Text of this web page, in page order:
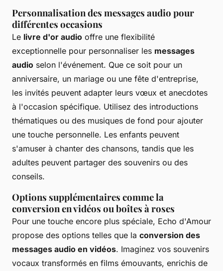
Personnalisation des messages audio pour
différentes occasions
Le livre d'or audio offre une flexibilité
exceptionnelle pour personnaliser les messages
audio selon l'événement. Que ce soit pour un
anniversaire, un mariage ou une fête d'entreprise,
les invités peuvent adapter leurs vœux et anecdotes
à l'occasion spécifique. Utilisez des introductions
thématiques ou des musiques de fond pour ajouter
une touche personnelle. Les enfants peuvent
s'amuser à chanter des chansons, tandis que les
adultes peuvent partager des souvenirs ou des
conseils.
Options supplémentaires comme la
conversion en vidéos ou boîtes à roses
Pour une touche encore plus spéciale, Echo d'Amour
propose des options telles que la conversion des
messages audio en vidéos. Imaginez vos souvenirs
vocaux transformés en films émouvants, enrichis de